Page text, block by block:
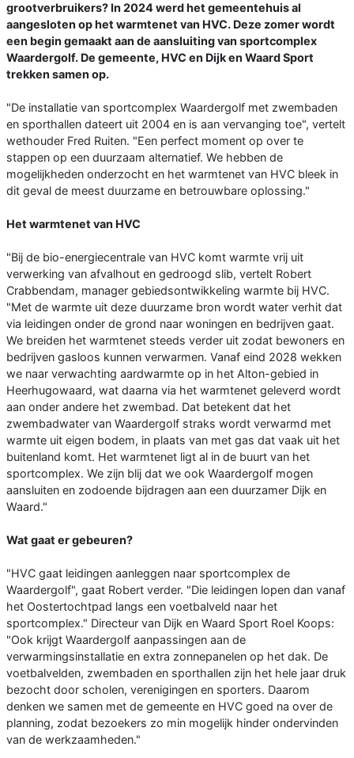
grootverbruikers? In 2024 werd het gemeentehuis al
aangesloten op het warmtenet van HVC. Deze zomer wordt
een begin gemaakt aan de aansluiting van sportcomplex
Waardergolf. De gemeente, HVC en Dijk en Waard Sport
trekken samen op.
"De installatie van sportcomplex Waardergolf met zwembaden
en sporthallen dateert uit 2004 en is aan vervanging toe", vertelt
wethouder Fred Ruiten. "Een perfect moment op over te
stappen op een duurzaam alternatief. We hebben de
mogelijkheden onderzocht en het warmtenet van HVC bleek in
dit geval de meest duurzame en betrouwbare oplossing."
Het warmtenet van HVC
"Bij de bio-energiecentrale van HVC komt warmte vrij uit
verwerking van afvalhout en gedroogd slib, vertelt Robert
Crabbendam, manager gebiedsontwikkeling warmte bij HVC.
"Met de warmte uit deze duurzame bron wordt water verhit dat
via leidingen onder de grond naar woningen en bedrijven gaat.
We breiden het warmtenet steeds verder uit zodat bewoners en
bedrijven gasloos kunnen verwarmen. Vanaf eind 2028 wekken
we naar verwachting aardwarmte op in het Alton-gebied in
Heerhugowaard, wat daarna via het warmtenet geleverd wordt
aan onder andere het zwembad. Dat betekent dat het
zwembadwater van Waardergolf straks wordt verwarmd met
warmte uit eigen bodem, in plaats van met gas dat vaak uit het
buitenland komt. Het warmtenet ligt al in de buurt van het
sportcomplex. We zijn blij dat we ook Waardergolf mogen
aansluiten en zodoende bijdragen aan een duurzamer Dijk en
Waard."
Wat gaat er gebeuren?
"HVC gaat leidingen aanleggen naar sportcomplex de
Waardergolf", gaat Robert verder. "Die leidingen lopen dan vanaf
het Oostertochtpad langs een voetbalveld naar het
sportcomplex." Directeur van Dijk en Waard Sport Roel Koops:
"Ook krijgt Waardergolf aanpassingen aan de
verwarmingsinstallatie en extra zonnepanelen op het dak. De
voetbalvelden, zwembaden en sporthallen zijn het hele jaar druk
bezocht door scholen, verenigingen en sporters. Daarom
denken we samen met de gemeente en HVC goed na over de
planning, zodat bezoekers zo min mogelijk hinder ondervinden
van de werkzaamheden."